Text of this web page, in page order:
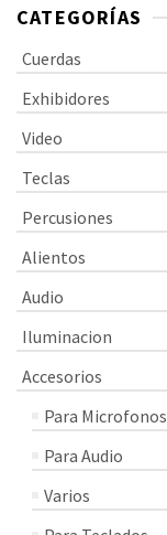
CATEGORÍAS
Cuerdas
Exhibidores
Video
Teclas
Percusiones
Alientos
Audio
Iluminacion
Accesorios
Para Microfonos
Para Audio
Varios